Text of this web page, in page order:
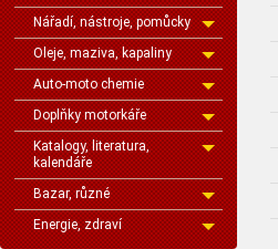
Nářadí, nástroje, pomůcky
Oleje, maziva, kapaliny
Auto-moto chemie
Doplňky motorkáře
Katalogy, literatura,
kalendáře
Bazar, různé
Energie, zdraví